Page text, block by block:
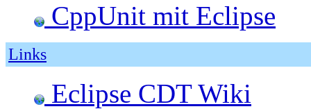
CppUnit mit Eclipse
Links
Eclipse CDT Wiki